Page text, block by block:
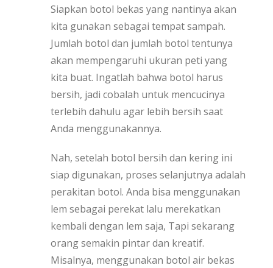
Siapkan botol bekas yang nantinya akan
kita gunakan sebagai tempat sampah.
Jumlah botol dan jumlah botol tentunya
akan mempengaruhi ukuran peti yang
kita buat. Ingatlah bahwa botol harus
bersih, jadi cobalah untuk mencucinya
terlebih dahulu agar lebih bersih saat
Anda menggunakannya.
Nah, setelah botol bersih dan kering ini
siap digunakan, proses selanjutnya adalah
perakitan botol. Anda bisa menggunakan
lem sebagai perekat lalu merekatkan
kembali dengan lem saja, Tapi sekarang
orang semakin pintar dan kreatif.
Misalnya, menggunakan botol air bekas